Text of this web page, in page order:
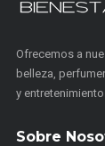
Ofrecemos a
belleza,
y entretenimiento.
Sobre